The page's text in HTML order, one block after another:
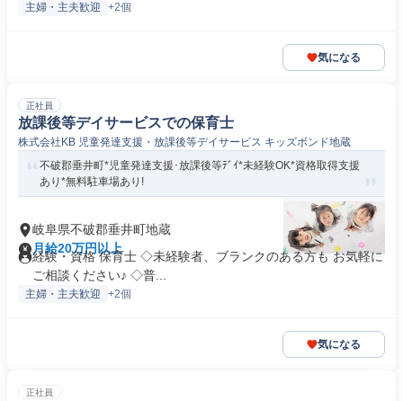
主婦・主夫歓迎 +2個
気になる
正社員
放課後等デイサービスでの保育士
株式会社KB 児童発達支援・放課後等デイサービス キッズボンド地蔵
不破郡垂井町*児童発達支援･放課後等ﾃﾞｲ*未経験OK*資格取得支援
あり*無料駐車場あり!
岐阜県不破郡垂井町地蔵
月給20万円以上
経験・資格 保育士 ◇未経験者、ブランクのある方も お気軽に
ご相談ください♪ ◇普...
主婦・主夫歓迎 +2個
気になる
正社員